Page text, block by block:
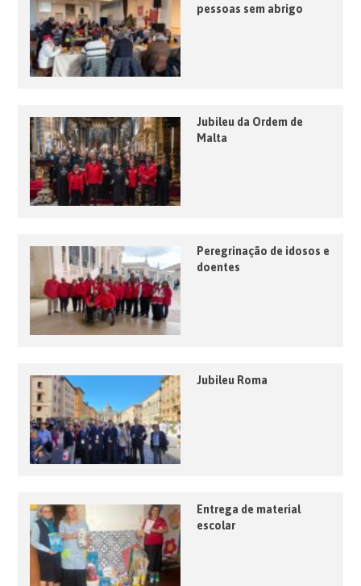
pessoas sem abrigo
Jubileu da Ordem de
Malta
Peregrinação de idosos e
doentes
Jubileu Roma
Entrega de material
escolar